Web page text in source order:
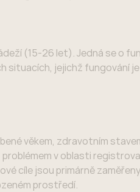
(15-26 let). Jedná se o
jejichž fungování
věkem, zdravotním
v oblasti
cíle jsou primárně
prostředí.